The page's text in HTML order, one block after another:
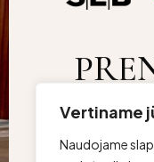
Vertiname
Naudojame
Copyright